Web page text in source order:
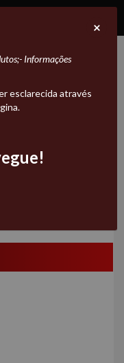
×
- Informações
esclarecida através